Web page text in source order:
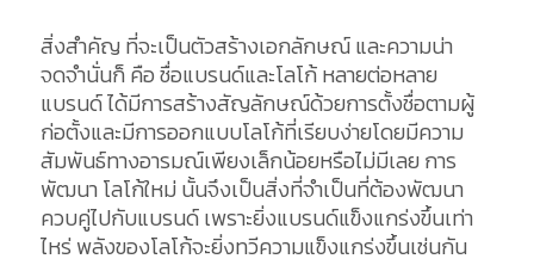
สิ่งสำคัญ ที่จะเป็นตัวสร้างเอกลักษณ์ และความน่า
จดจำนั่นก็ คือ ชื่อแบรนด์และโลโก้ หลายต่อหลาย
แบรนด์ ได้มีการสร้างสัญลักษณ์ด้วยการตั้งชื่อตามผู้
ก่อตั้งและมีการออกแบบโลโก้ที่เรียบง่ายโดยมีความ
สัมพันธ์ทางอารมณ์เพียงเล็กน้อยหรือไม่มีเลย การ
พัฒนา โลโก้ใหม่ นั้นจึงเป็นสิ่งที่จำเป็นที่ต้องพัฒนา
ควบคู่ไปกับแบรนด์ เพราะยิ่งแบรนด์แข็งแกร่งขึ้นเท่า
ไหร่ พลังของโลโก้จะยิ่งทวีความแข็งแกร่งขึ้นเช่นกัน